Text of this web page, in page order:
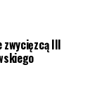
zwycięzcą III